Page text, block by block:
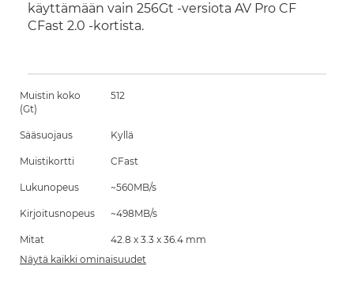
käyttämään vain 256Gt -versiota AV Pro CF
CFast 2.0 -kortista.
Muistin koko
(Gt)
512
Sääsuojaus Kyllä
Muistikortti CFast
Lukunopeus ~560MB/s
Kirjoitusnopeus ~498MB/s
Mitat
42.8 x 3.3 x 36.4 mm
Näytä kaikki ominaisuudet